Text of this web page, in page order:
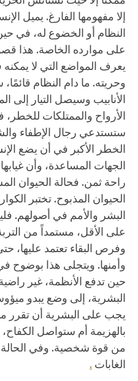
إلا مفهومها الفارغ. يميل
النظام أو الخضوع له، في
على موارده الخاصة. هذا
يعرف المواضع التي لا يمكنه
وحريته. ما دام النظام قائمًا،
الأنابيب وسيصل التيار إلى
الأرواح والممتلكات للخطر،
ستستدعي رجال الإطفاء
الخطر الأكبر في أن يضع
الجهات المساعدة، وأن
راحة ثمن. فحالة الحيوان
الحيوان المذبوح. تختبر
البشر والأمم في أصولهم.
على الأقل، مستمداً من
وفرص البقاء تعتمد عليها،
وأمنها. ويتجلى هذا بوضوح
حين تدفع الأنظمة، غير
البشرية، إلى وضع يبدو
يجب على البشرية أن تقرر
بالهزيمة أم ستواصل
من قوة شخصية. وفي الحالة
الغابات .